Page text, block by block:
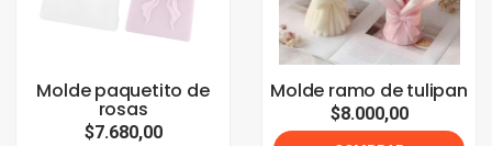
Molde paquetito de
rosas
$7.680,00
Molde ramo de tulipan
$8.000,00